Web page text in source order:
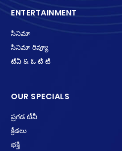
ENTERTAINMENT
సినిమా
సినిమా రివ్యూ
టీవీ & ఓ టి టి
OUR SPECIALS
ప్రగడ టీవీ
క్రీడలు
భక్తి